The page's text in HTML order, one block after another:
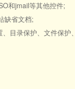
和jmail等其他控件;
缺省文档;
目录保护、文件保